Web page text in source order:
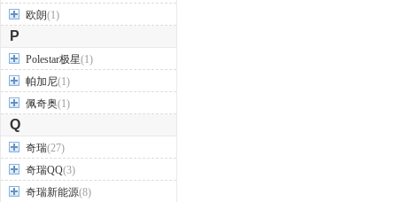
欧朗(1)
P
Polestar极星(1)
帕加尼(1)
佩奇奥(1)
Q
奇瑞(27)
奇瑞QQ(3)
奇瑞新能源(8)